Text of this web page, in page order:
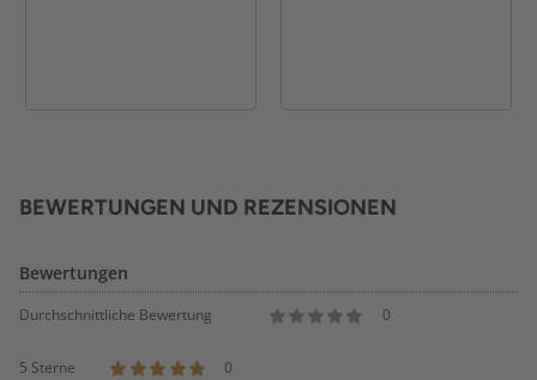
BEWERTUNGEN UND REZENSIONEN
Bewertungen
Durchschnittliche Bewertung 0
5 Sterne
0